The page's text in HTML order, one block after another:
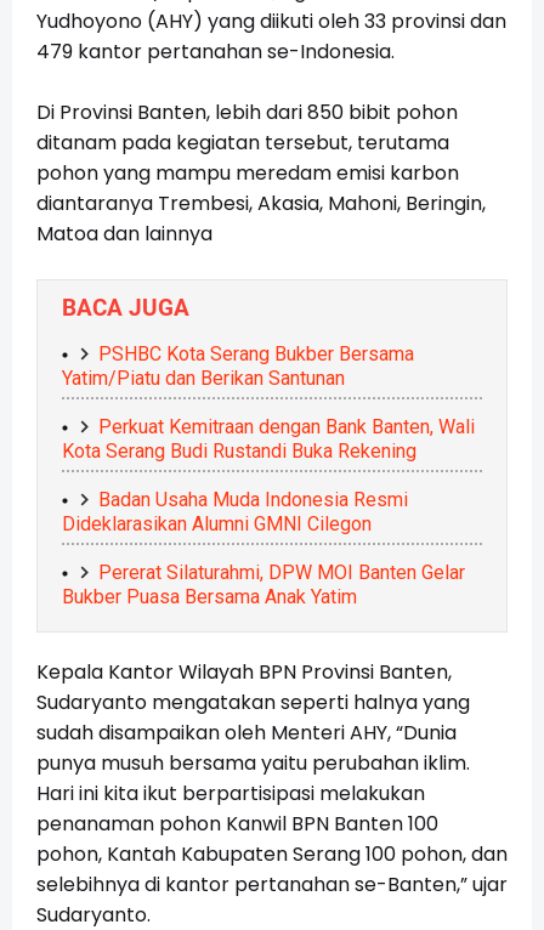
Yudhoyono (AHY) yang diikuti oleh 33 provinsi dan
479 kantor pertanahan se-Indonesia.
Di Provinsi Banten, lebih dari 850 bibit pohon
ditanam pada kegiatan tersebut, terutama
pohon yang mampu meredam emisi karbon
diantaranya Trembesi, Akasia, Mahoni, Beringin,
Matoa dan lainnya
BACA JUGA
PSHBC Kota Serang Bukber Bersama
Yatim/Piatu dan Berikan Santunan
Perkuat Kemitraan dengan Bank Banten, Wali
Kota Serang Budi Rustandi Buka Rekening
Badan Usaha Muda Indonesia Resmi
Dideklarasikan Alumni GMNI Cilegon
Pererat Silaturahmi, DPW MOI Banten Gelar
Bukber Puasa Bersama Anak Yatim
Kepala Kantor Wilayah BPN Provinsi Banten,
Sudaryanto mengatakan seperti halnya yang
sudah disampaikan oleh Menteri AHY, “Dunia
punya musuh bersama yaitu perubahan iklim.
Hari ini kita ikut berpartisipasi melakukan
penanaman pohon Kanwil BPN Banten 100
pohon, Kantah Kabupaten Serang 100 pohon, dan
selebihnya di kantor pertanahan se-Banten,” ujar
Sudaryanto.